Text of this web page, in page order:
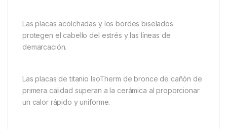
Las placas acolchadas y los bordes biselados
protegen el cabello del estrés y las líneas de
demarcación.
Las placas de titanio IsoTherm de bronce de cañón de
primera calidad superan a la cerámica al proporcionar
un calor rápido y uniforme.